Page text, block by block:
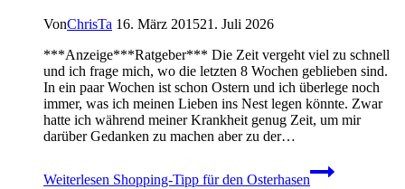
VonChrisTa 16. März 201521. Juli 2026
***Anzeige***Ratgeber*** Die Zeit vergeht viel zu schnell
und ich frage mich, wo die letzten 8 Wochen geblieben sind.
In ein paar Wochen ist schon Ostern und ich überlege noch
immer, was ich meinen Lieben ins Nest legen könnte. Zwar
hatte ich während meiner Krankheit genug Zeit, um mir
darüber Gedanken zu machen aber zu der…
Weiterlesen Shopping-Tipp für den Osterhasen